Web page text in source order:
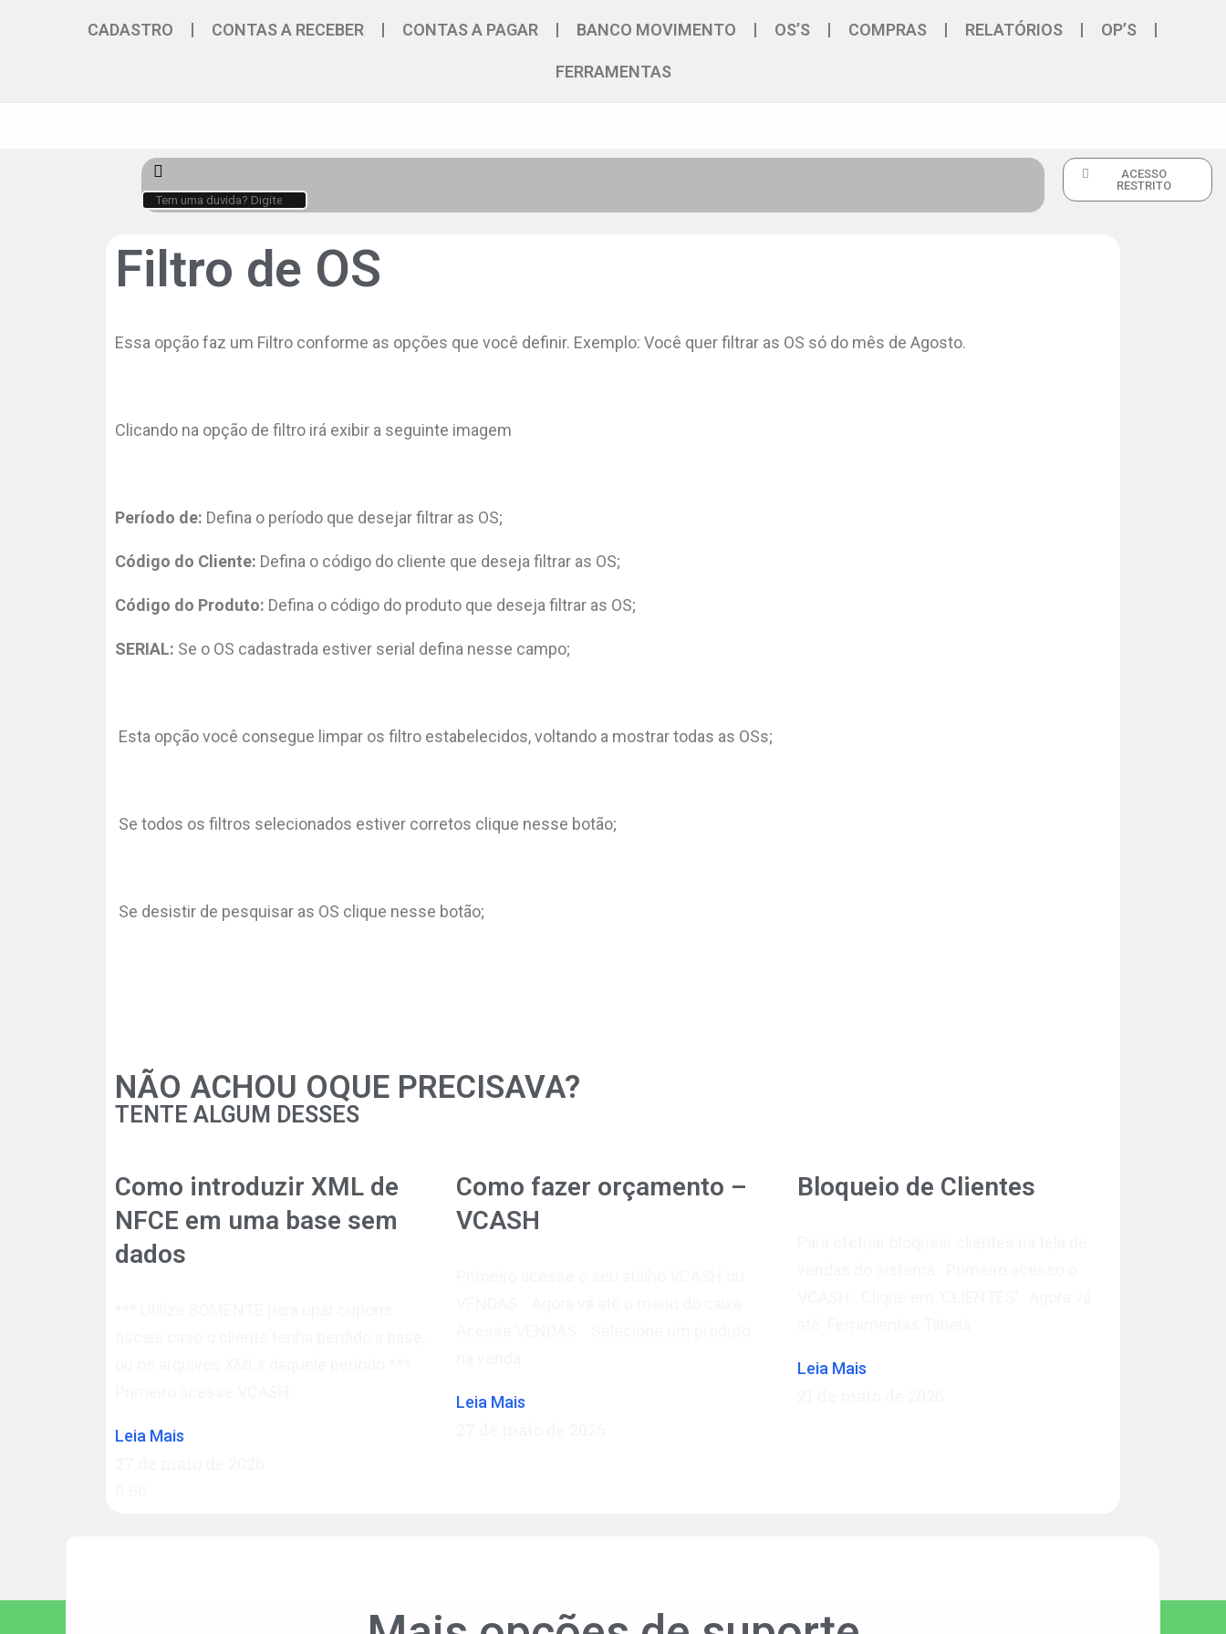
CADASTRO CONTAS A RECEBER CONTAS A PAGAR BANCO MOVIMENTO OS’S COMPRAS RELATÓRIOS OP’S
FERRAMENTAS
ACESSO
RESTRITO
Filtro de OS
Essa opção faz um Filtro conforme as opções que você definir. Exemplo: Você quer filtrar as OS só do mês de Agosto.
Clicando na opção de filtro irá exibir a seguinte imagem
Período de: Defina o período que desejar filtrar as OS;
Código do Cliente: Defina o código do cliente que deseja filtrar as OS;
Código do Produto: Defina o código do produto que deseja filtrar as OS;
SERIAL: Se o OS cadastrada estiver serial defina nesse campo;
Esta opção você consegue limpar os filtro estabelecidos, voltando a mostrar todas as OSs;
Se todos os filtros selecionados estiver corretos clique nesse botão;
Se desistir de pesquisar as OS clique nesse botão;
NÃO ACHOU OQUE PRECISAVA?
TENTE ALGUM DESSES
Como introduzir XML de
NFCE em uma base sem
dados
Leia Mais
Como fazer orçamento –
VCASH
Leia Mais
Bloqueio de Clientes
Leia Mais